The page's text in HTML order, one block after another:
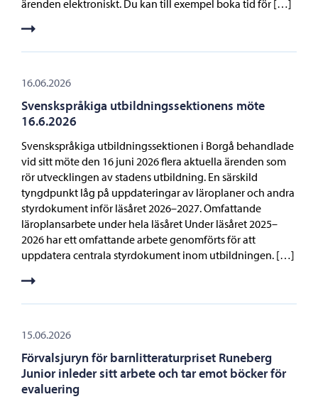
ärenden elektroniskt. Du kan till exempel boka tid för […]
16.06.2026
Svenskspråkiga utbildningssektionens möte
16.6.2026
Svenskspråkiga utbildningssektionen i Borgå behandlade
vid sitt möte den 16 juni 2026 flera aktuella ärenden som
rör utvecklingen av stadens utbildning. En särskild
tyngdpunkt låg på uppdateringar av läroplaner och andra
styrdokument inför läsåret 2026–2027. Omfattande
läroplansarbete under hela läsåret Under läsåret 2025–
2026 har ett omfattande arbete genomförts för att
uppdatera centrala styrdokument inom utbildningen. […]
15.06.2026
Förvalsjuryn för barnlitteraturpriset Runeberg
Junior inleder sitt arbete och tar emot böcker för
evaluering